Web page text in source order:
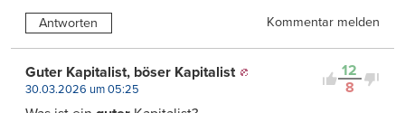
Antworten Kommentar melden
12
8
Guter Kapitalist, böser Kapitalist
30.03.2026 um 05:25